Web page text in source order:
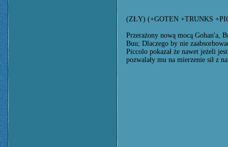
(ZŁY) (+GOTEN +TRUNKS
Przerażony nową mocą Gohan'a,
Buu; Dlaczego by nie
Piccolo pokazał że nawet jeżeli
pozwalały mu na mierzenie sił z